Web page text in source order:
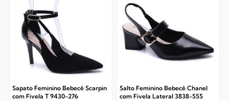
Sapato Feminino Bebecê Scarpin
com Fivela T 9430-276
Salto Feminino Bebecê Chanel
com Fivela Lateral 3838-555